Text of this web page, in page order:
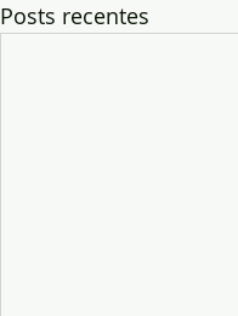
Posts recentes